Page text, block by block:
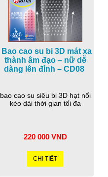
Bao cao su bi 3D mát xa
thành âm đạo – nữ dễ
dàng lên đỉnh – CD08
bao cao su siêu bi 3D hạt nổi
kéo dài thời gian tối đa
220 000 VND
CHI TIẾT